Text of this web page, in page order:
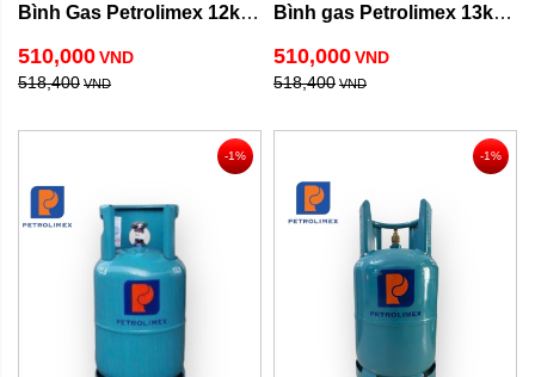
Bình Gas Petrolimex 12kg
510,000 VND
518,400 VND
Bình gas Petrolimex 13kg
510,000 VND
518,400 VND
-1% -1%